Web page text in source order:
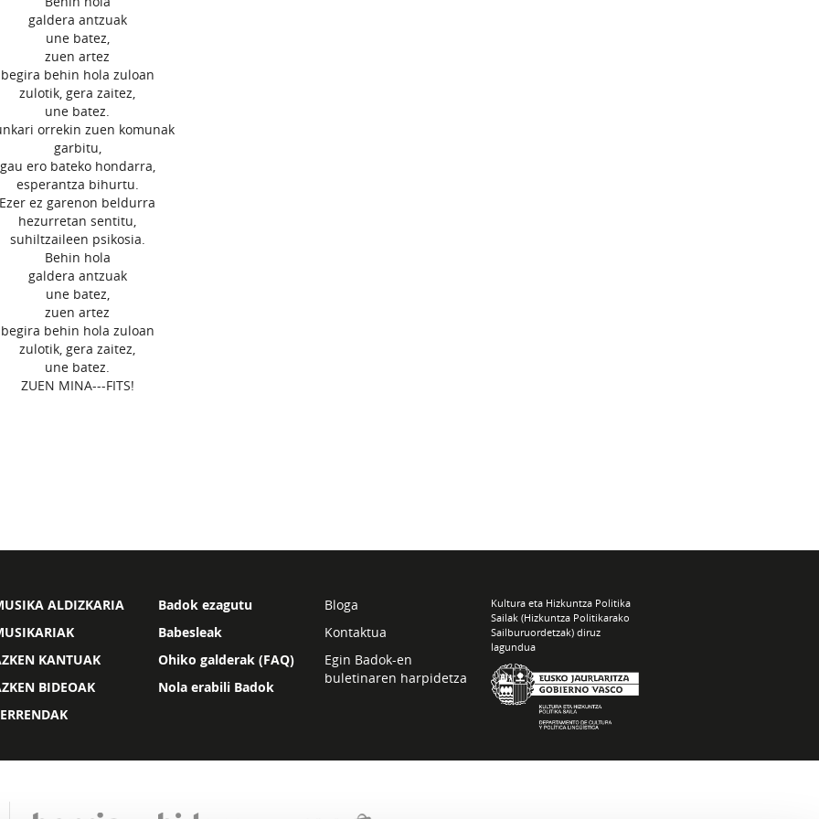
galdera antzuak
une batez,
zuen artez
begira behin hola zuloan
zulotik, gera zaitez,
une batez.
orrekin zuen komunak
garbitu,
gau ero bateko hondarra,
esperantza bihurtu.
Ezer ez garenon beldurra
hezurretan sentitu,
suhiltzaileen psikosia.
Behin hola
galdera antzuak
une batez,
zuen artez
begira behin hola zuloan
zulotik, gera zaitez,
une batez.
ZUEN MINA---FITS!
ALDIZKARIA
KANTUAK
BIDEOAK
Badok ezagutu
Babesleak
Ohiko galderak (FAQ)
Nola erabili Badok
Bloga
Kontaktua
Egin Badok-en
buletinaren harpidetza
Kultura eta Hizkuntza Politika
Sailak (Hizkuntza Politikarako
Sailburuordetzak) diruz
lagundua